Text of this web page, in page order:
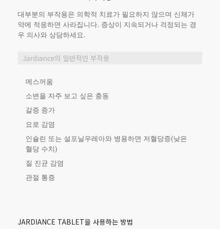
대부분의 부작용은 의학적 치료가 필요하지 않으며 신체가
약에 적응하면 사라집니다. 증상이 지속되거나 걱정되는 경
우 의사와 상담하세요.
Jardiance의 일반적인 부작용
메스꺼움
소변을 자주 보고 싶은 충동
갈증 증가
요로 감염
인슐린 또는 설포닐우레아와 병용하면 저혈당증(낮은
혈당 수치)
질 진균 감염
관절 통증
JARDIANCE TABLET을 사용하는 방법